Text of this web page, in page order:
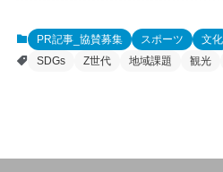
PR記事_協賛募集 スポーツ
文化
SDGs
Z世代 地域課題 観光